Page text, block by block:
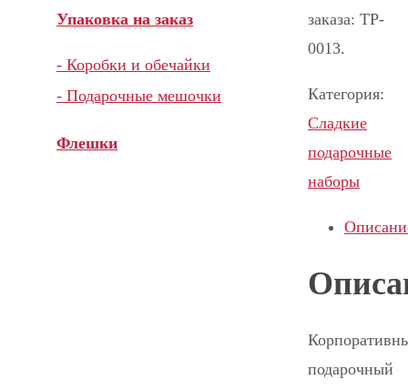
заказа: TP-
0013.
Категория:
Сладкие
подарочные
наборы
подарочный
Упаковка на заказ
- Коробки и обечайки
- Подарочные мешочки
Флешки